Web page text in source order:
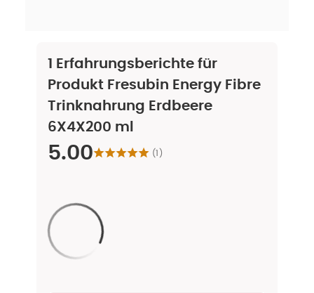
1
Erfahrungsberichte für
Produkt Fresubin Energy Fibre
Trinknahrung Erdbeere
6X4X200 ml
5.00 (1)